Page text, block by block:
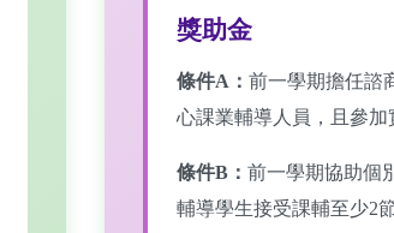
獎助金
條件A： 前一學期擔任諮
心課業輔導人員，且參加
條件B： 前一學期協助個
輔導學生接受課輔至少2